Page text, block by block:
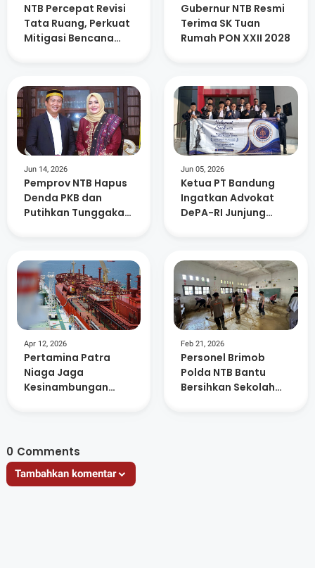
NTB Percepat Revisi
Tata Ruang, Perkuat
Mitigasi Bencana
Gubernur NTB Resmi
Terima SK Tuan
Rumah PON XXII 2028
Jun 14, 2026
Pemprov NTB Hapus
Denda PKB dan
Putihkan Tunggakan
Jun 05, 2026
Ketua PT Bandung
Ingatkan Advokat
DePA-RI Junjung
Apr 12, 2026
Pertamina Patra
Niaga Jaga
Kesinambungan
Indonesia
Feb 21, 2026
Personel Brimob
Polda NTB Bantu
Bersihkan Sekolah
0 Comments
Tambahkan komentar